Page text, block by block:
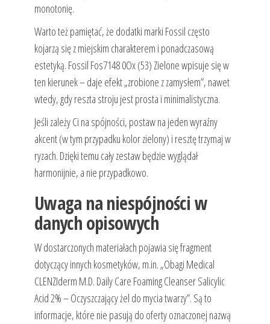
monotonię.
Warto też pamiętać, że dodatki marki Fossil często
kojarzą się z miejskim charakterem i ponadczasową
estetyką. Fossil Fos7148 0Ox (53) Zielone wpisuje się w
ten kierunek – daje efekt „zrobione z zamysłem”, nawet
wtedy, gdy reszta stroju jest prosta i minimalistyczna.
Jeśli zależy Ci na spójności, postaw na jeden wyraźny
akcent (w tym przypadku kolor zielony) i resztę trzymaj w
ryzach. Dzięki temu cały zestaw będzie wyglądał
harmonijnie, a nie przypadkowo.
Uwaga na niespójności w
danych opisowych
W dostarczonych materiałach pojawia się fragment
dotyczący innych kosmetyków, m.in. „Obagi Medical
CLENZIderm M.D. Daily Care Foaming Cleanser Salicylic
Acid 2% – Oczyszczający żel do mycia twarzy”. Są to
informacje, które nie pasują do oferty oznaczonej nazwą